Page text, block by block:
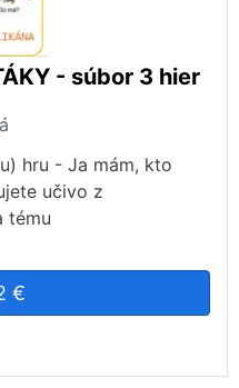
- súbor 3 hier
hru - Ja mám, kto
učivo z
tému
€